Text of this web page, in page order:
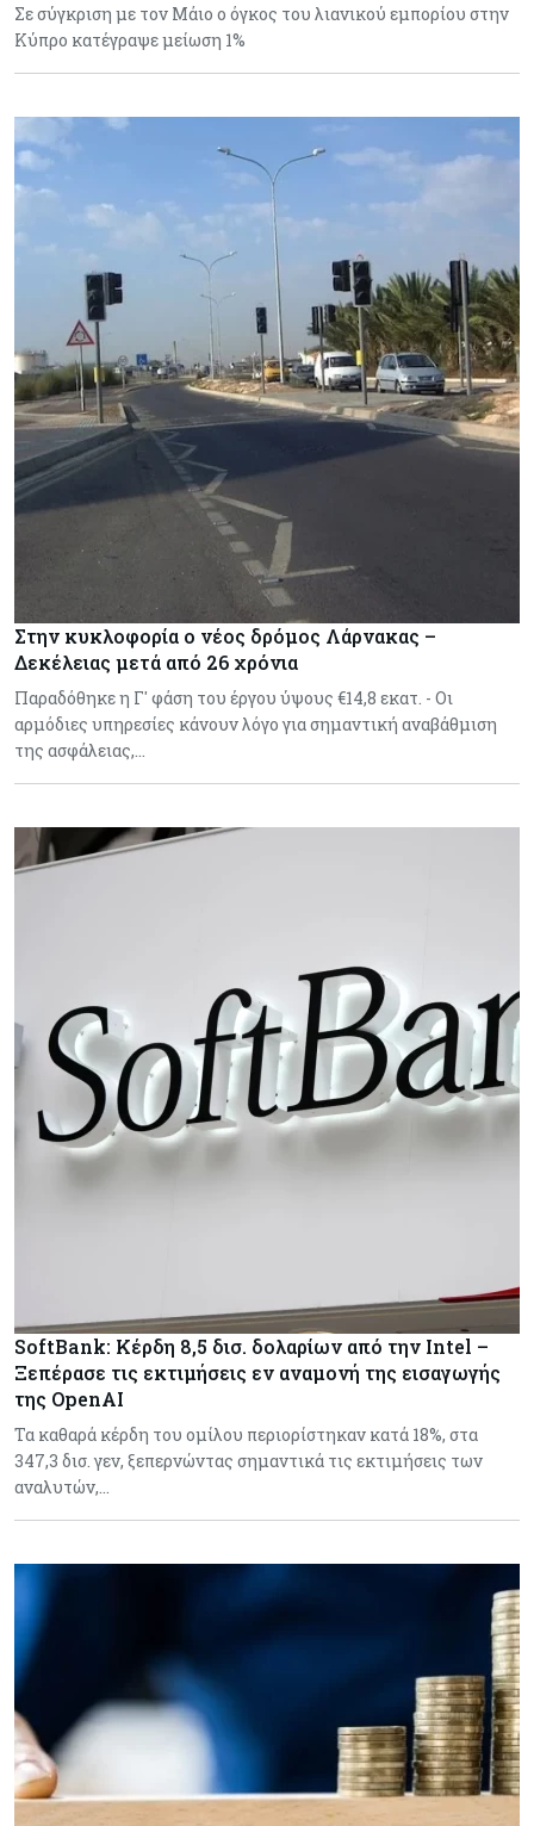
Σε σύγκριση με τον Μάιο ο όγκος του λιανικού εμπορίου στην
Κύπρο κατέγραψε μείωση 1%
Στην κυκλοφορία ο νέος δρόμος Λάρνακας –
Δεκέλειας μετά από 26 χρόνια
Παραδόθηκε η Γ' φάση του έργου ύψους €14,8 εκατ. - Οι
αρμόδιες υπηρεσίες κάνουν λόγο για σημαντική αναβάθμιση
της ασφάλειας,…
SoftBank: Κέρδη 8,5 δισ. δολαρίων από την Intel –
Ξεπέρασε τις εκτιμήσεις εν αναμονή της εισαγωγής
της OpenAI
Τα καθαρά κέρδη του ομίλου περιορίστηκαν κατά 18%, στα
347,3 δισ. γεν, ξεπερνώντας σημαντικά τις εκτιμήσεις των
αναλυτών,…